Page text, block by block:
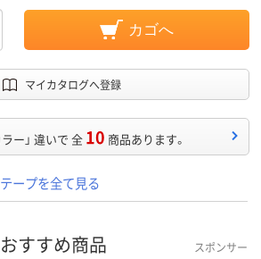
カゴへ
マイカタログへ登録
ラー」 違いで 全 10 商品あります。
ープを全て見る
すすめ商品 スポンサー